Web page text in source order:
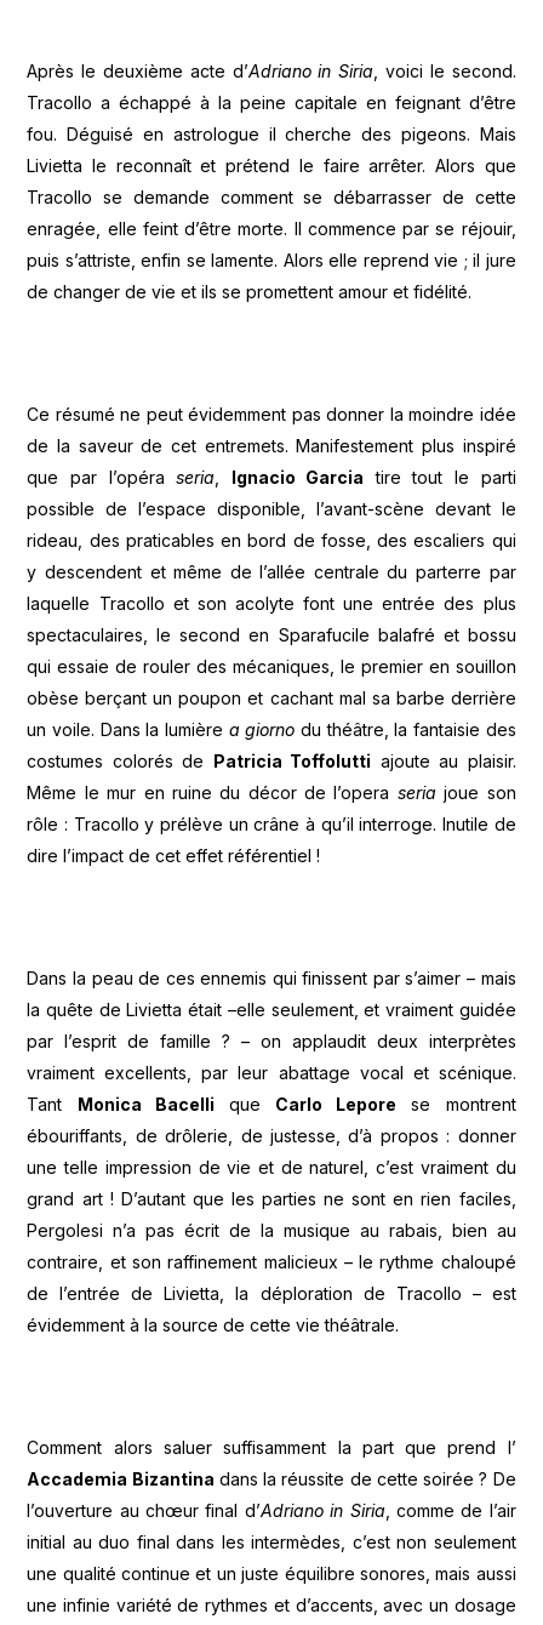
Après le deuxième acte d’Adriano in Siria, voici le second.
Tracollo a échappé à la peine capitale en feignant d’être
fou. Déguisé en astrologue il cherche des pigeons. Mais
Livietta le reconnaît et prétend le faire arrêter. Alors que
Tracollo se demande comment se débarrasser de cette
enragée, elle feint d’être morte. Il commence par se réjouir,
puis s’attriste, enfin se lamente. Alors elle reprend vie ; il jure
de changer de vie et ils se promettent amour et fidélité.
Ce résumé ne peut évidemment pas donner la moindre idée
de la saveur de cet entremets. Manifestement plus inspiré
que par l’opéraseria, Ignacio Garcia tire tout le parti
possible de l’espace disponible, l’avant-scène devant le
rideau, des praticables en bord de fosse, des escaliers qui
y descendent et même de l’allée centrale du parterre par
laquelle Tracollo et son acolyte font une entrée des plus
spectaculaires, le second en Sparafucile balafré et bossu
qui essaie de rouler des mécaniques, le premier en souillon
obèse berçant un poupon et cachant mal sa barbe derrière
un voile. Dans la lumière a giorno du théâtre, la fantaisie des
costumes colorés de
Patricia Toffolutti ajoute au plaisir.
Même le mur en ruine du décor de l’opera seriajoue son
rôle : Tracollo y prélève un crâne à qu’il interroge. Inutile de
dire l’impact de cet effet référentiel !
Dans la peau de ces ennemis qui finissent par s’aimer – mais
la quête de Livietta était –elle seulement, et vraiment guidée
par l’esprit de famille ? – on applaudit deux interprètes
vraiment excellents, par leur abattage vocal et scénique.
Tant
Monica Bacelli que Carlo Lepore se montrent
ébouriffants, de drôlerie, de justesse, d’à propos : donner
une telle impression de vie et de naturel, c’est vraiment du
grand art ! D’autant que les parties ne sont en rien faciles,
Pergolesi n’a pas écrit de la musique au rabais, bien au
contraire, et son raffinement malicieux – le rythme chaloupé
de l’entrée de Livietta, la déploration de Tracollo – est
évidemment à la source de cette vie théâtrale.
Comment alors saluer suffisamment la part que prend l’
Accademia Bizantina dans la réussite de cette soirée ? De
l’ouverture au chœur final d’Adriano in Siria, comme de l’air
initial au duo final dans les intermèdes, c’est non seulement
une qualité continue et un juste équilibre sonores, mais aussi
une infinie variété de rythmes et d’accents, avec un dosage